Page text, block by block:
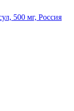
500 мг, Россия